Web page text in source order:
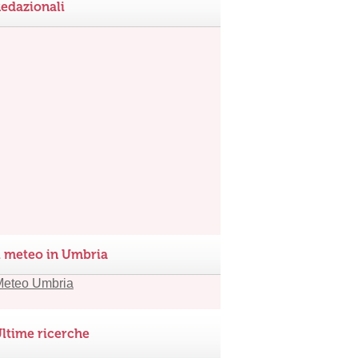
meteo in Umbria
ricerche